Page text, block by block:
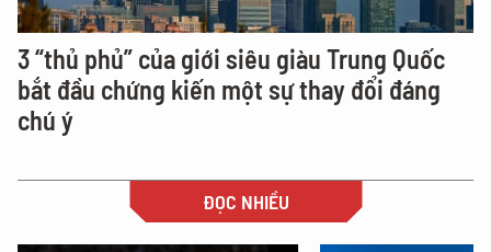
3 “thủ phủ” của giới siêu giàu Trung Quốc
bắt đầu chứng kiến một sự thay đổi đáng
chú ý
ĐỌC NHIỀU